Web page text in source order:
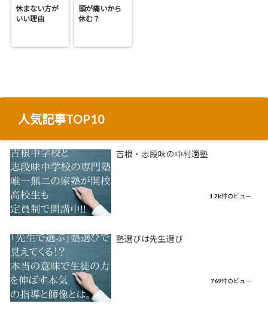
休まない方が
いい理由
頭が痛いから
休む？
人気記事TOP10
吉根・志段味の中村適塾
1.2k件のビュー
塾選びは先生選び
769件のビュー